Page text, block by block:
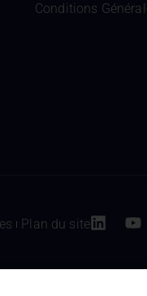
Conditions
Plan du site